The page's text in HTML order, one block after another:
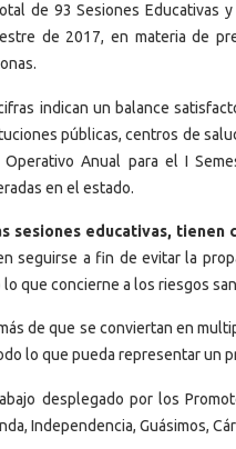
de 93 Sesiones Educativas
de 2017, en materia de
indican un balance
públicas, centros de
Operativo Anual para el I
en el estado.
sesiones educativas,
seguirse a fin de evitar la
que concierne a los riesgos
de que se conviertan en
lo que pueda representar un
desplegado por los
Independencia, Guásimos,